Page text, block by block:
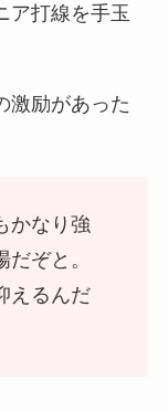
ア打線を手玉
激励があった
かなり強
ぞと。
えるんだ